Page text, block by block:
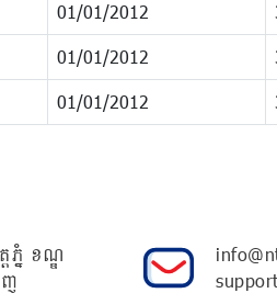
01/01/2012
01/01/2012
01/01/2012
ភ្នំ ខណ្ឌ
ញ